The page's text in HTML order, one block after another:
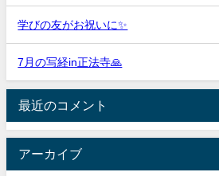
学びの友がお祝いに✨
7月の写経in正法寺🙏
最近のコメント
アーカイブ